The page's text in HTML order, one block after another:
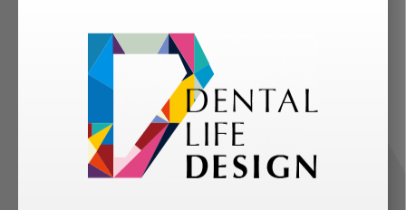
ご登録いただいた職種（歯科医師、歯
科衛生士、歯科技工士）に合わせた内
容のメールマガジンをお届けします。